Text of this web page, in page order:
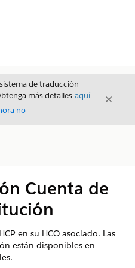
de traducción
más detalles aquí.
no
Cerrar
Cuenta de
en su HCO asociado. Las
están disponibles en